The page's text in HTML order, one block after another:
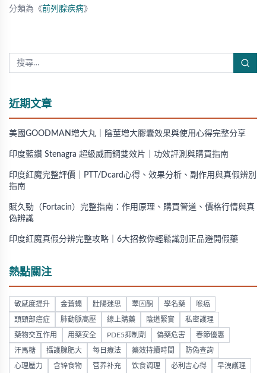
分類為《前列腺疾病》
近期文章
美國GOODMAN增大丸｜陰莖增大膠囊效果與使用心得完整分享
印度藍鑽 Stenagra 超級威而鋼雙效片｜功效評測與購買指南
印度紅魔完整評價｜PTT/Dcard心得、效果分析、副作用與真假辨別
指南
賦久勁（Fortacin）完整指南：作用原理、購買管道、價格行情與真
偽辨識
印度紅魔真假分辨完整攻略｜6大招教你輕鬆識別正品避開假藥
熱點關注
敏感度提升 金蒼蠅 壯陽迷思 睪固酮 學名藥 喉癌
頭頸部癌症 肺動脈高壓 線上購藥 陰道緊實 私密護理
藥物交互作用 用藥安全 PDE5抑制劑 偽藥危害 春節優惠
汗馬糖 攝護腺肥大 每日療法 藥效持續時間 防偽查詢
心理壓力 含锌食物 营养补充 饮食调理 必利吉心得 早洩護理